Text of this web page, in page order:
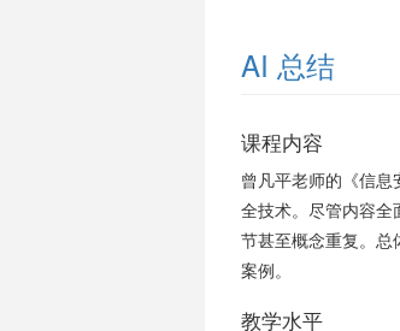
AI 总结
课程内容
曾凡平老师的《信
全技术。尽管内容
节甚至概念重复。总
案例。
教学水平